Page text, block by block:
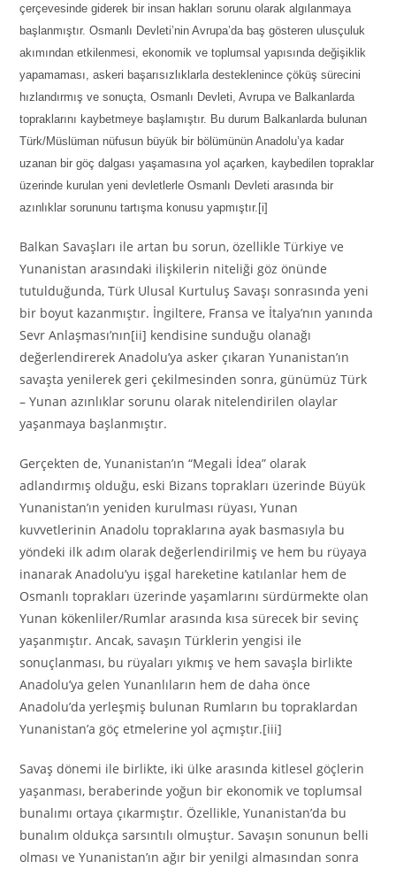
çerçevesinde giderek bir insan hakları sorunu olarak algılanmaya
başlanmıştır. Osmanlı Devleti’nin Avrupa’da baş gösteren ulusçuluk
akımından etkilenmesi, ekonomik ve toplumsal yapısında değişiklik
yapamaması, askeri başarısızlıklarla desteklenince çöküş sürecini
hızlandırmış ve sonuçta, Osmanlı Devleti, Avrupa ve Balkanlarda
topraklarını kaybetmeye başlamıştır. Bu durum Balkanlarda bulunan
Türk/Müslüman nüfusun büyük bir bölümünün Anadolu’ya kadar
uzanan bir göç dalgası yaşamasına yol açarken, kaybedilen topraklar
üzerinde kurulan yeni devletlerle Osmanlı Devleti arasında bir
azınlıklar sorununu tartışma konusu yapmıştır.[i]
Balkan Savaşları ile artan bu sorun, özellikle Türkiye ve
Yunanistan arasındaki ilişkilerin niteliği göz önünde
tutulduğunda, Türk Ulusal Kurtuluş Savaşı sonrasında yeni
bir boyut kazanmıştır. İngiltere, Fransa ve İtalya’nın yanında
Sevr Anlaşması’nın[ii] kendisine sunduğu olanağı
değerlendirerek Anadolu’ya asker çıkaran Yunanistan’ın
savaşta yenilerek geri çekilmesinden sonra, günümüz Türk
– Yunan azınlıklar sorunu olarak nitelendirilen olaylar
yaşanmaya başlanmıştır.
Gerçekten de, Yunanistan’ın “Megali İdea” olarak
adlandırmış olduğu, eski Bizans toprakları üzerinde Büyük
Yunanistan’ın yeniden kurulması rüyası, Yunan
kuvvetlerinin Anadolu topraklarına ayak basmasıyla bu
yöndeki ilk adım olarak değerlendirilmiş ve hem bu rüyaya
inanarak Anadolu’yu işgal hareketine katılanlar hem de
Osmanlı toprakları üzerinde yaşamlarını sürdürmekte olan
Yunan kökenliler/Rumlar arasında kısa sürecek bir sevinç
yaşanmıştır. Ancak, savaşın Türklerin yengisi ile
sonuçlanması, bu rüyaları yıkmış ve hem savaşla birlikte
Anadolu’ya gelen Yunanlıların hem de daha önce
Anadolu’da yerleşmiş bulunan Rumların bu topraklardan
Yunanistan’a göç etmelerine yol açmıştır.[iii]
Savaş dönemi ile birlikte, iki ülke arasında kitlesel göçlerin
yaşanması, beraberinde yoğun bir ekonomik ve toplumsal
bunalımı ortaya çıkarmıştır. Özellikle, Yunanistan’da bu
bunalım oldukça sarsıntılı olmuştur. Savaşın sonunun belli
olması ve Yunanistan’ın ağır bir yenilgi almasından sonra